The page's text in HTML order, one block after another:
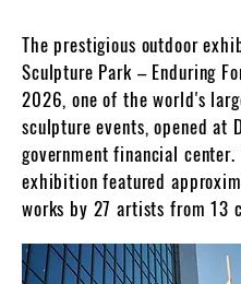
The prestigious outdoor
Sculpture Park – Enduring
2026, one of the world's
sculpture events, opened at
government financial center.
exhibition featured
works by 27 artists from 13